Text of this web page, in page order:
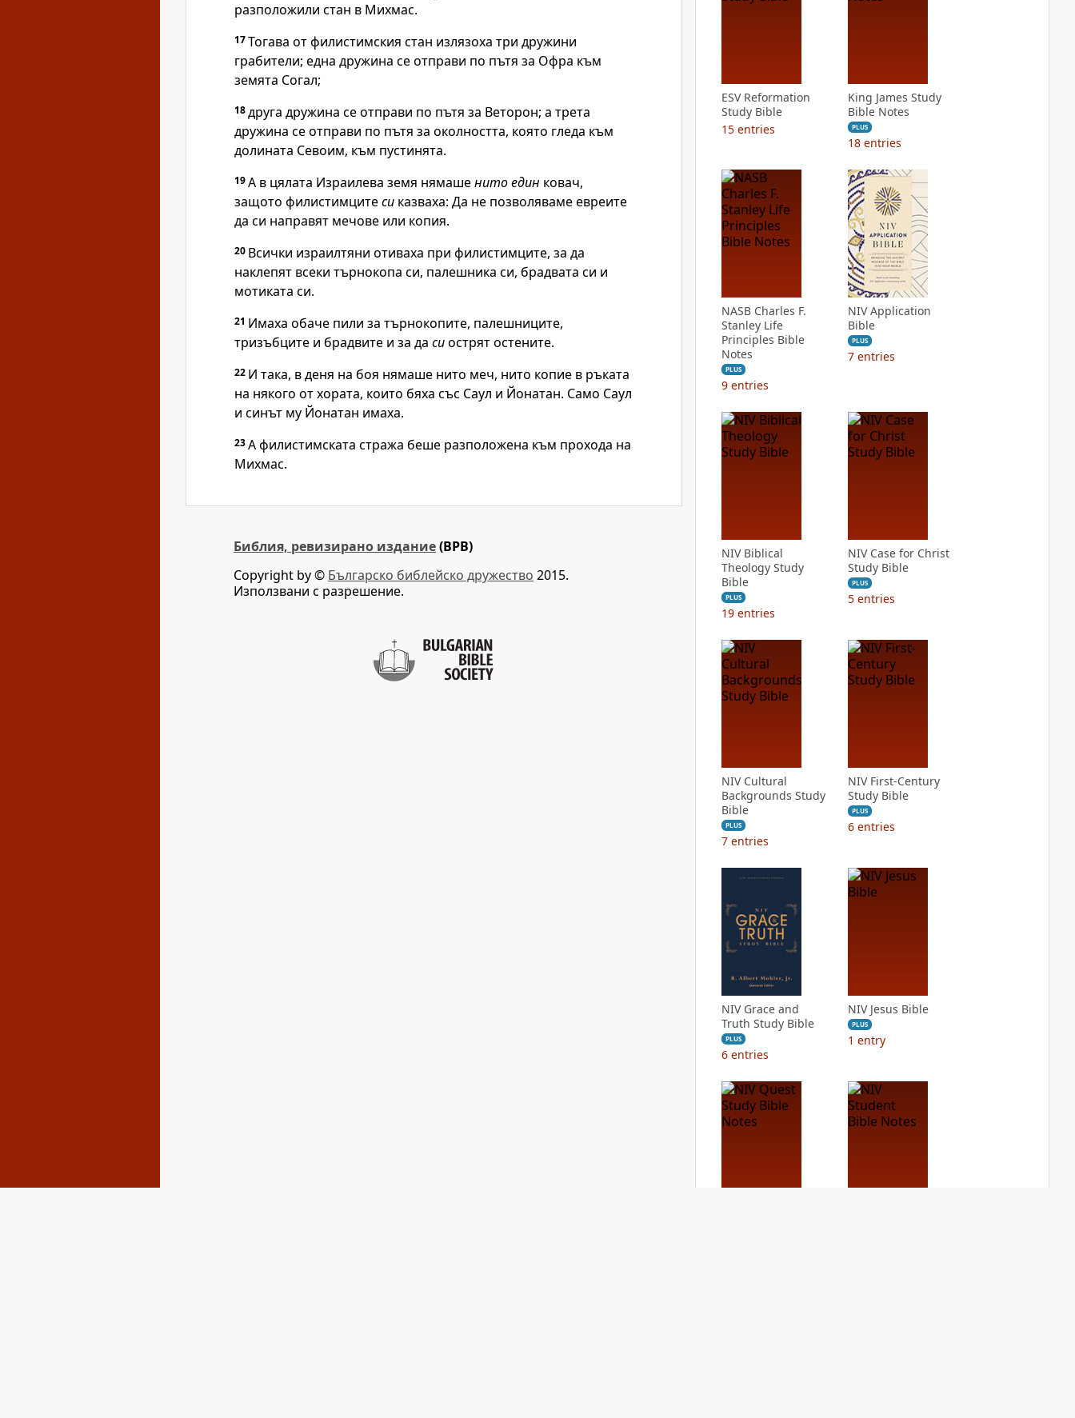
разположили стан в Михмас.
17Тогава от филистимския стан излязоха три дружини
грабители; една дружина се отправи по пътя за Офра към
земята Согал;
18друга дружина се отправи по пътя за Веторон; а трета
дружина се отправи по пътя за околността, която гледа към
долината Севоим, към пустинята.
19А в цялата Израилева земя нямашенито един ковач,
защото филистимцитеси казваха: Да не позволяваме евреите
да си направят мечове или копия.
20 Всички израилтяни отиваха при филистимците, за да
наклепят всеки търнокопа си, палешника си, брадвата си и
мотиката си.
21 Имаха обаче пили за търнокопите, палешниците,
тризъбците и брадвите и за да сиострят остените.
22 И така, в деня на боя нямаше нито меч, нито копие в ръката
на някого от хората, които бяха със Саул и Йонатан. Само Саул
и синът му Йонатан имаха.
23А филистимската стража беше разположена към прохода на
Михмас.
Библия, ревизирано издание(BPB)
Copyright by © Българско библейско дружество 2015.
Използвани с разрешение.
ESV Reformation
Study Bible
15 entries
King James Study
Bible Notes
PLUS
18 entries
NASB Charles F.
Stanley Life
Principles Bible
Notes
PLUS
9 entries
NIV Application
Bible
PLUS
7 entries
NIV Biblical
Theology Study
Bible
PLUS
19 entries
NIV Case for Christ
Study Bible
PLUS
5 entries
NIV Cultural
Backgrounds Study
Bible
PLUS
7 entries
NIV First-Century
Study Bible
PLUS
6 entries
NIV Grace and
Truth Study Bible
PLUS
6 entries
NIV Jesus Bible
PLUS
1 entry